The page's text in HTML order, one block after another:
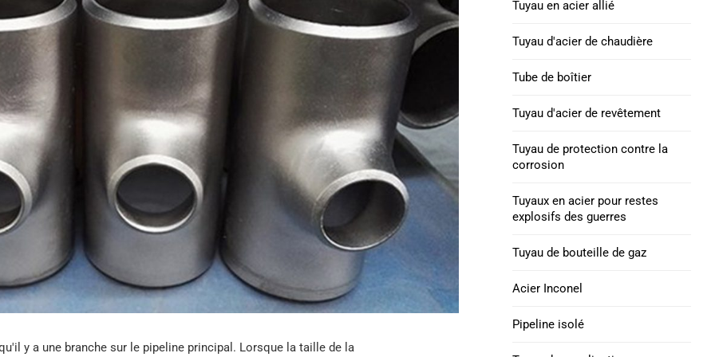
Tuyau en acier galvanisé
Tuyaux de revêtement
interne époxy
Tuyau et raccord
revêtus de PTFE
A333
Tuyau en acier ASTM
A213
Tuyau en acier allié
ASTM A369
Tuyau en acier allié
ASTM A250
Tuyau en acier allié
ASTM A556
Alliage INCONEL 625
tube en acier
Nickel 690 Tubes en
acier allié
Alliage INCONEL 718
tube en acier
Alliage de nickel 825
Tube en acier
Nickel 800, 800H,
Tube en acier allié HX
Foret lourd API 5DP
Collier de forage | Nappe
octg
BOÎTIER J55 & TUBES
Tube de boîtier P110
Tuyaux en acier pour restes
guerres
excentrique
allié et acier inoxydable
y a une branche sur le pipeline principal. Lorsque la taille de la
Tuyau en acier allié
Tuyau d'acier de chaudière
Tube de boîtier
Tuyau d'acier de revêtement
Tuyau de protection contre la
corrosion
Tuyaux en acier pour restes
explosifs des guerres
Tuyau de bouteille de gaz
Acier Inconel
Pipeline isolé